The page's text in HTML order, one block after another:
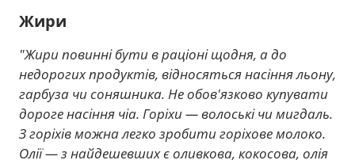
Жири
"Жири повинні бути в раціоні щодня, а до
недорогих продуктів, відносяться насіння льону,
гарбуза чи соняшника. Не обов'язково купувати
дороге насіння чіа. Горіхи — волоські чи мигдаль.
З горіхів можна легко зробити горіхове молоко.
Олії — з найдешевших є оливкова, кокосова, олія